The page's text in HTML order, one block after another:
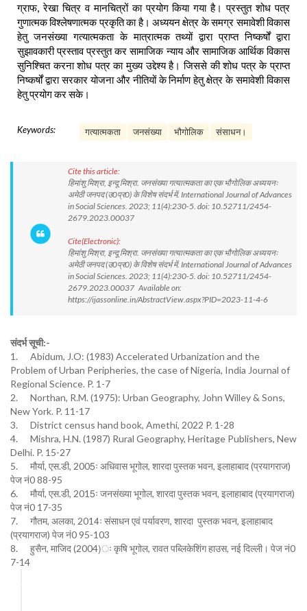
ग्राफ, रेखा चित्र व मानचित्रों का प्रयोग किया गया है। प्रस्तुत शोध पत्र
गुणात्मक विश्लेषणात्मक प्रकृति का है। अध्ययन क्षेत्र के समग्र समावेशी विकास
हेतु जनसंख्या गत्यात्मकता के मात्रात्मक तथ्यों द्वारा प्राप्त निष्कर्षों द्वारा
सुझावकारी प्रस्ताव प्रस्तुत कर सामाजिक न्याय और सामाजिक आर्थिक विकास
सुनिश्चित करना शोध पत्र का मुख्य उद्देश्य है। जिससे की शोध पत्र के प्राप्त
निष्कर्षों द्वारा सरकार योजना और नीतियों के निर्माण हेतु क्षेत्र के समावेशी विकास
हेतु प्रयोग कर सके।
Keywords: गत्यात्मकता जनसंख्या भौगोलिक संसाधन।
Cite this article:
हिमांशु मिश्रा, इन्दू मिश्रा. जनसंख्या गत्यात्मकता का एक भौगोलिक अध्ययनः
अमेठी जनपद (उ0प्र0) के विशेष संदर्भ में. International Journal of Advances
in Social Sciences. 2023; 11(4):230-5. doi: 10.52711/2454-
2679.2023.00037
Cite(Electronic):
हिमांशु मिश्रा, इन्दू मिश्रा. जनसंख्या गत्यात्मकता का एक भौगोलिक अध्ययनः
अमेठी जनपद (उ0प्र0) के विशेष संदर्भ में. International Journal of Advances
in Social Sciences. 2023; 11(4):230-5. doi: 10.52711/2454-
2679.2023.00037 Available on:
https://ijassonline.in/AbstractView.aspx?PID=2023-11-4-6
संदर्भ सूची:-
1. Abidum, J.O: (1983) Accelerated Urbanization and the
Problem of Urban Peripheries, the case of Nigeria, India Journal of
Regional Science. P. 1-7
2. Northan, R.M. (1975): Urban Geography, John Willey & Sons,
New York. P. 11-17
3. District census hand book, Amethi, 2022 P. 1-28
4. Mishra, H.N. (1987) Rural Geography, Heritage Publishers, New
Delhi. P. 15-27
5. मौर्या, एस.डी, 2005ः अधिवास भूगोल, शारदा पुस्तक भवन, इलाहाबाद (प्रयागराज)
पेज नं0 88-95
6. मौर्या, एस.डी, 2015ः जनसंख्या भूगोल, शारदा पुस्तक भवन, इलाहाबाद (प्रयागराज)
पेज नं0 17-35
7. गौतम, अलका, 2014ः संसाधन एवं पर्यावरण, शारदा पुस्तक भवन, इलाहाबाद
(प्रयागराज) पेज नं0 95-103
8. हुसैन, माजिद (2004)ः कृषि भूगोल, रावत पब्लिकेशिंग हाउस, नई दिल्ली। पेज नं0
7-14